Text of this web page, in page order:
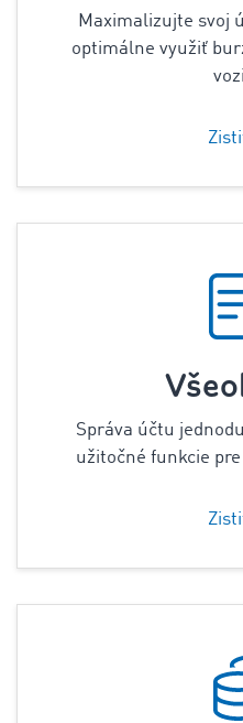
Maximalizujte svoj
optimálne využiť
Správa účtu
užitočné funkcie